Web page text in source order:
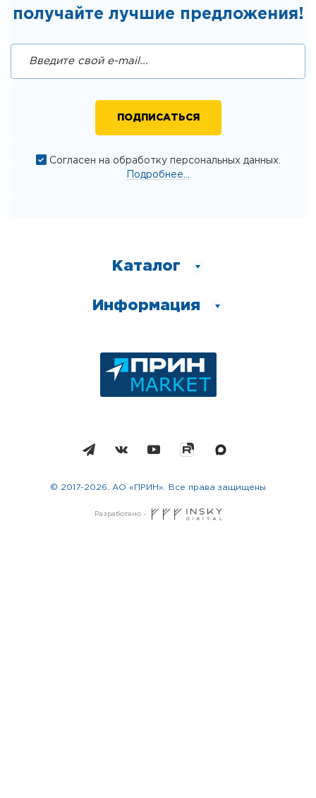
получайте лучшие предложения!
Согласен на обработку персональных данных.
Подробнее...
Каталог
Информация
Разработано -
© 2017-2026. АО «ПРИН». Все права защищены